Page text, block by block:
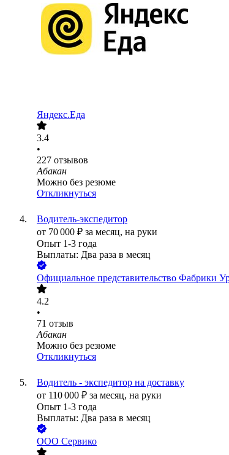
Яндекс.Еда
3.4
•
227 отзывов
Абакан
Можно без резюме
Откликнуться
Водитель-экспедитор
от 70 000 ₽ за месяц, на руки
Опыт 1-3 года
Выплаты: Два раза в месяц
Официальное представительство Фабрики
4.2
•
71 отзыв
Абакан
Можно без резюме
Откликнуться
Водитель - экспедитор на доставку
от 110 000 ₽ за месяц, на руки
Опыт 1-3 года
Выплаты: Два раза в месяц
ООО Сервико